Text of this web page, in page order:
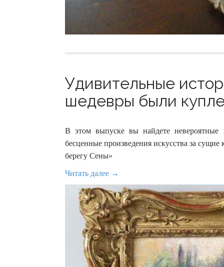
Удивительные
шедевры были
В этом выпуске вы найдете невероятные
бесценные произведения искусства за
берегу Сены»
Читать далее →